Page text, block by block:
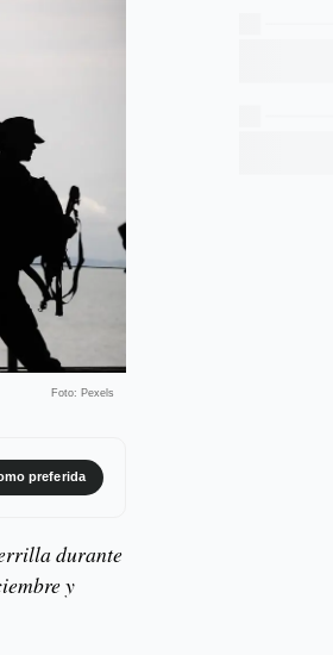
Foto: Pexels
preferida
durante
y